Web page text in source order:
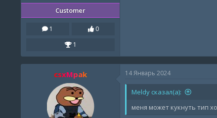
Customer
1
0
1
csxMpak 14 Январь 2024
Meldy сказал(а):
меня может кукнуть тип